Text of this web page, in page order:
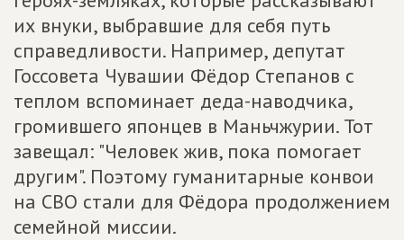
их внуки, выбравшие для себя путь
справедливости. Например, депутат
Госсовета Чувашии Фёдор Степанов с
теплом вспоминает деда-наводчика,
громившего японцев в Маньчжурии. Тот
завещал: "Человек жив, пока помогает
другим". Поэтому гуманитарные конвои
на СВО стали для Фёдора продолжением
семейной миссии.